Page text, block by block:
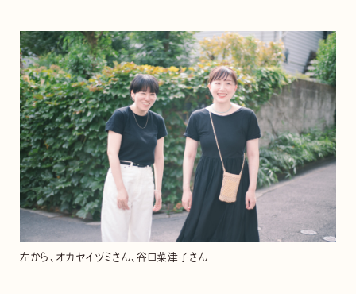
左から、オカヤイヅミさん、谷口菜津子さん